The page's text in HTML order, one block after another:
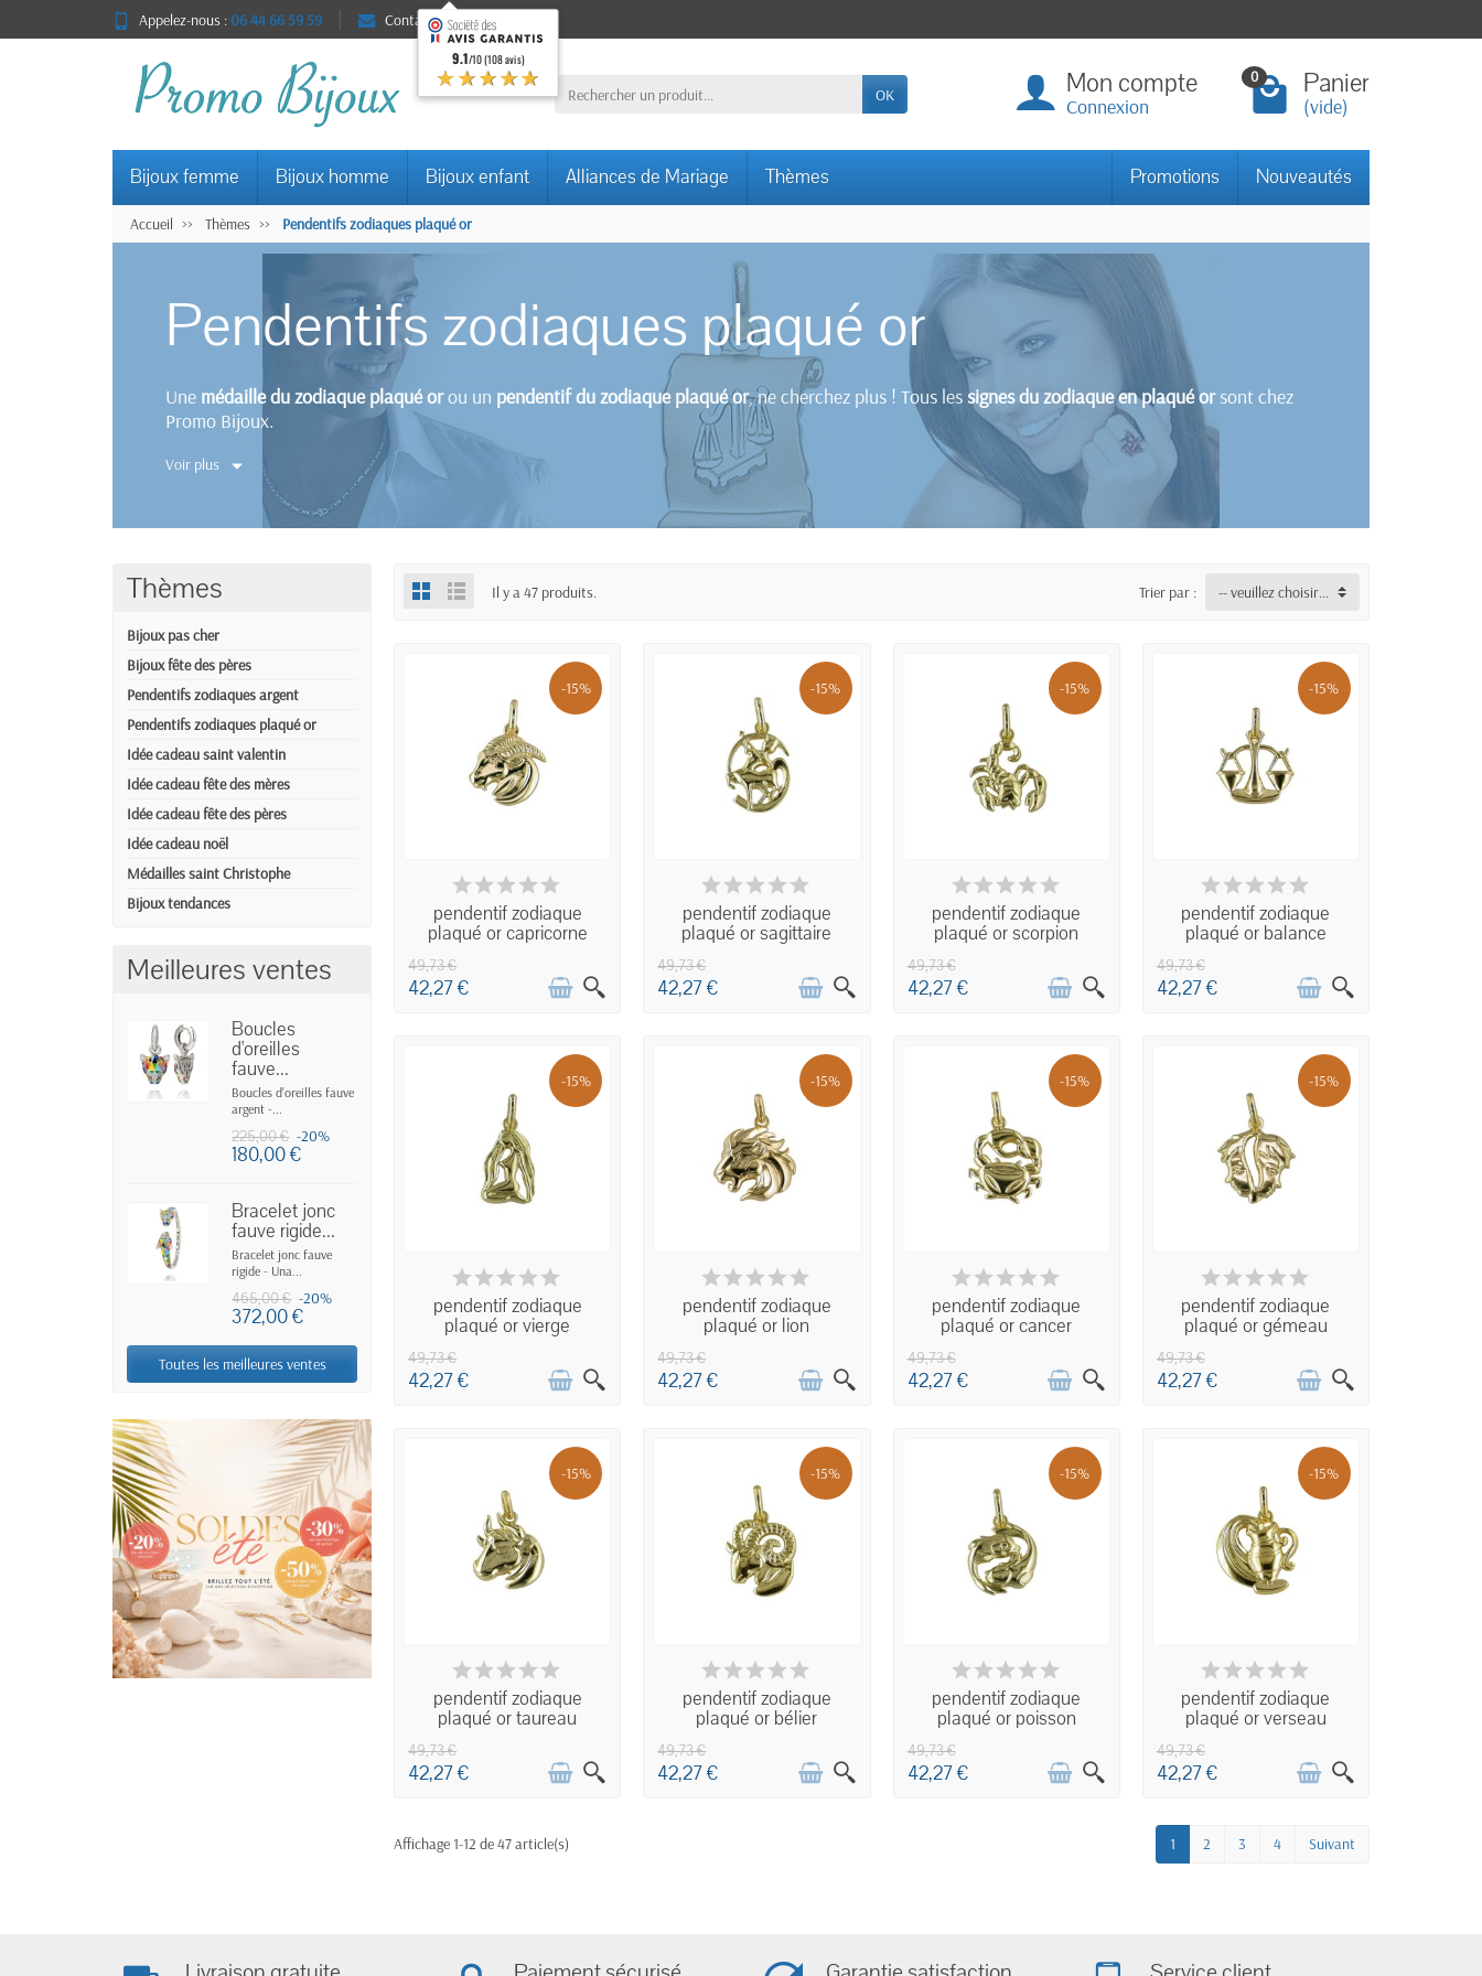
Appelez-nous : 06 44 66 59 59 Contact
OK Mon compte
Connexion
0 Panier
(vide)
Bijoux femme Bijoux homme Bijoux enfant Alliances de Mariage Thèmes Promotions Nouveautés
Accueil Thèmes Pendentifs zodiaques plaqué or
Pendentifs zodiaques plaqué or
Une médaille du zodiaque plaqué orou un pendentif du zodiaque plaqué or, ne cherchez plus ! Tous lessignes du zodiaque en plaqué orsont chez
Promo Bijoux.
Voir plus
Thèmes
Bijoux pas cher
Bijoux fête des pères
Pendentifs zodiaques argent
Pendentifs zodiaques plaqué or
Idée cadeau saint valentin
Idée cadeau fête des mères
Idée cadeau fête des pères
Idée cadeau noël
Médailles saint Christophe
Bijoux tendances
Meilleures ventes
Boucles
d'oreilles
fauve...
Boucles d'oreilles fauve
argent -...
225,00 € -20%
180,00 €
Bracelet jonc
fauve rigide...
Bracelet jonc fauve
rigide - Una...
465,00 € -20%
372,00 €
Toutes les meilleures ventes
Il y a 47 produits. Trier par : -- veuillez choisir --
-15%
INDISPONIBLE
pendentif zodiaque
plaqué or capricorne
49,73 €
42,27 €
-15%
INDISPONIBLE
pendentif zodiaque
plaqué or sagittaire
49,73 €
42,27 €
-15%
INDISPONIBLE
pendentif zodiaque
plaqué or scorpion
49,73 €
42,27 €
-15%
INDISPONIBLE
pendentif zodiaque
plaqué or balance
49,73 €
42,27 €
-15%
INDISPONIBLE
pendentif zodiaque
plaqué or vierge
49,73 €
42,27 €
-15%
INDISPONIBLE
pendentif zodiaque
plaqué or lion
49,73 €
42,27 €
-15%
INDISPONIBLE
pendentif zodiaque
plaqué or cancer
49,73 €
42,27 €
-15%
INDISPONIBLE
pendentif zodiaque
plaqué or gémeau
49,73 €
42,27 €
-15%
INDISPONIBLE
pendentif zodiaque
plaqué or taureau
49,73 €
42,27 €
-15%
INDISPONIBLE
pendentif zodiaque
plaqué or bélier
49,73 €
42,27 €
-15%
INDISPONIBLE
pendentif zodiaque
plaqué or poisson
49,73 €
42,27 €
-15%
INDISPONIBLE
pendentif zodiaque
plaqué or verseau
49,73 €
42,27 €
Affichage 1-12 de 47 article(s) 1 2 3 4 Suivant
9.1/10 (108 avis)
★★★★★